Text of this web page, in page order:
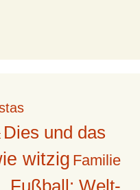
Dies und das
witzig Familie
Fußball: Welt-